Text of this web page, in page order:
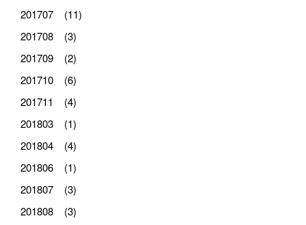
201707 (11)
201708 (3)
201709 (2)
201710 (6)
201711 (4)
201803 (1)
201804 (4)
201806 (1)
201807 (3)
201808 (3)